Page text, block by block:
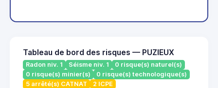
Tableau de bord des risques — PUZIEUX
Radon niv. 1 Séisme niv. 1
0 risque(s) naturel(s)
0 risque(s) minier(s)
0 risque(s) technologique(s)
5 arrêté(s) CATNAT
2 ICPE